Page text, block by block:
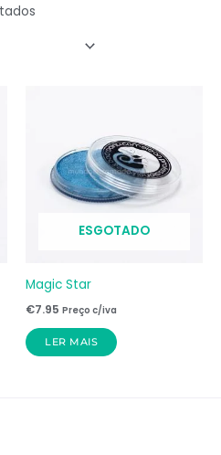
ESGOTADO
Magic Star
€7.95 Preço c/iva
LER MAIS